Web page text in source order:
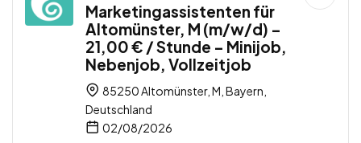
Marketingassistenten für
Altomünster, M (m/w/d) –
21,00 € / Stunde – Minijob,
Nebenjob, Vollzeitjob
85250 Altomünster, M, Bayern,
Deutschland
02/08/2026